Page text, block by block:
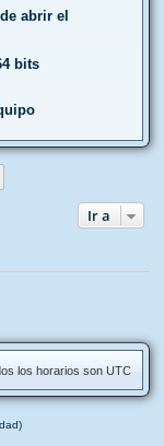
abrir el
bits
Ir a
los horarios son UTC